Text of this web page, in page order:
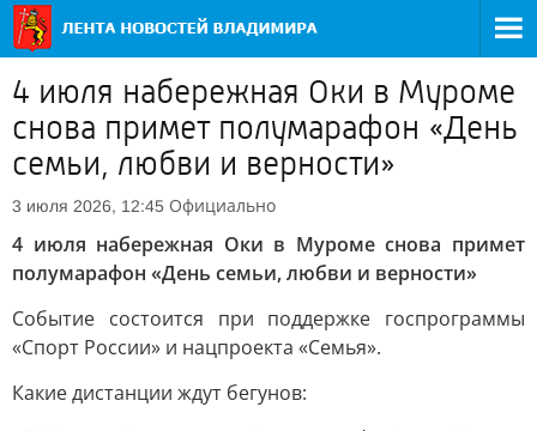
4 июля набережная Оки в Муроме
снова примет полумарафон «День
семьи, любви и верности»
3 июля 2026, 12:45 Официально
4 июля набережная Оки в Муроме снова примет
полумарафон «День семьи, любви и верности»
Событие состоится при поддержке госпрограммы
«Спорт России» и нацпроекта «Семья».
Какие дистанции ждут бегунов: